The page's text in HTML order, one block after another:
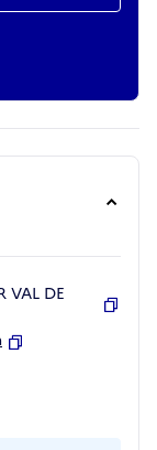
VAL DE